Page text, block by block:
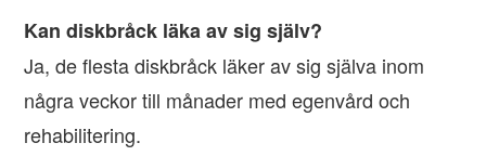
Kan diskbråck läka av sig själv?
Ja, de flesta diskbråck läker av sig själva inom
några veckor till månader med egenvård och
rehabilitering.